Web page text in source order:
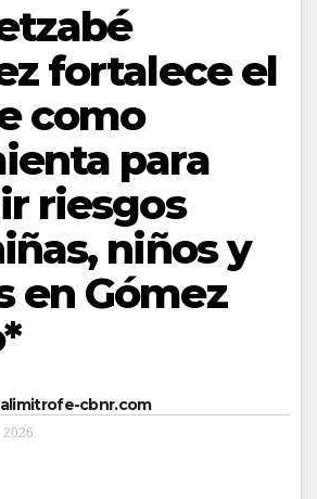
fortalece el
como
para
riesgos
niños y
en Gómez
cbnr.com
2026